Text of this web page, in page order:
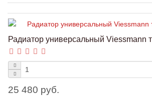
Радиатор универсальный Viessmann
25 480 руб.